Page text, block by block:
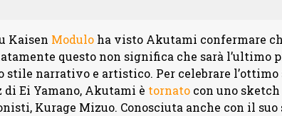
Kaisen Moduloha visto Akutami confermare
questo non significa che sarà l’ultimo
narrativo e artistico. Per celebrare l’ottimo
Ei Yamano, Akutami è tornatocon uno sketch
Kurage Mizuo. Conosciuta anche con il suo